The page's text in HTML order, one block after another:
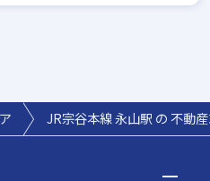
JR宗谷本線 永山駅 の 不動